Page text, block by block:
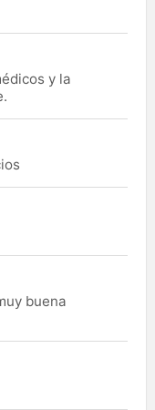
y la
buena